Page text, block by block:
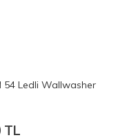
54 Ledli Wallwasher
TL